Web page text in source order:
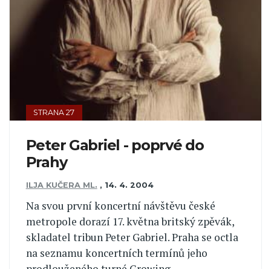
STRANA 27
Peter Gabriel - poprvé do
Prahy
ILJA KUČERA ML. , 14. 4. 2004
Na svou první koncertní návštěvu české
metropole dorazí 17. května britský zpěvák,
skladatel tribun Peter Gabriel. Praha se octla
na seznamu koncertních termínů jeho